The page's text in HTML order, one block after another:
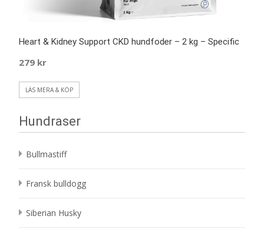
Heart & Kidney Support CKD hundfoder – 2 kg – Specific
279 kr
LÄS MERA & KÖP
Hundraser
Bullmastiff
Fransk bulldogg
Siberian Husky